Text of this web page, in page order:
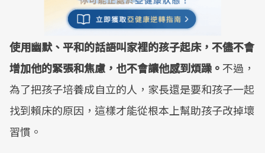
使用幽默、平和的話語叫家裡的孩子起床，不儘不會
增加他的緊張和焦慮，也不會讓他感到煩躁。不過，
為了把孩子培養成自立的人，家長還是要和孩子一起
找到賴床的原因，這樣才能從根本上幫助孩子改掉壞
習慣。